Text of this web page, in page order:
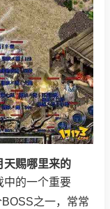
天赐哪里来的
中的一个重要
之一，常常